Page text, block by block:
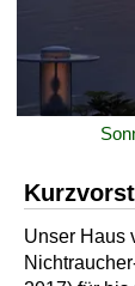
Unser Haus